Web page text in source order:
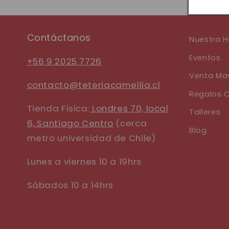
Contáctanos
+56 9 2025 7726
contacto@teteriacamellia.cl
Tienda Física: Londres 70, local
6, Santiago Centro (cerca
metro universidad de Chile)
Lunes a viernes 10 a 19hrs
Sábados 10 a 14hrs
Nuestra
Eventos
Venta
Regalos
Talleres
Blog